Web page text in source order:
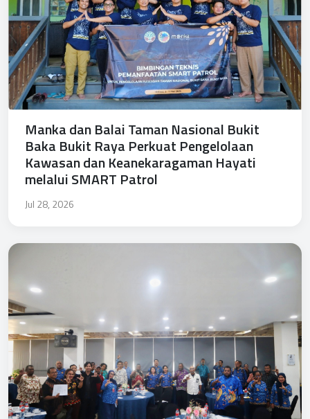
Manka dan Balai Taman Nasional Bukit
Baka Bukit Raya Perkuat Pengelolaan
Kawasan dan Keanekaragaman Hayati
melalui SMART Patrol
Jul 28, 2026